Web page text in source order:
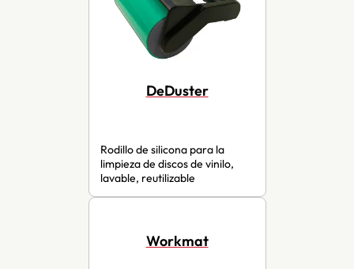
DeDuster
Rodillo de silicona para la
limpieza de discos de vinilo,
lavable, reutilizable
Workmat